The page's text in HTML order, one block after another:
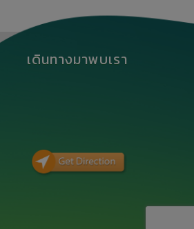
เดินทางมาพบเรา